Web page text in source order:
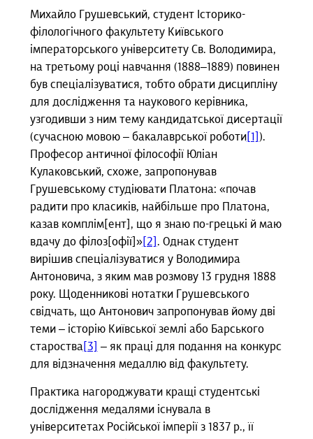
Михайло Грушевський, студент Історико-
філологічного факультету Київського
імператорського університету Св. Володимира,
на третьому році навчання (1888–1889) повинен
був спеціалізуватися, тобто обрати дисципліну
для дослідження та наукового керівника,
узгодивши з ним тему кандидатської дисертації
(сучасною мовою – бакалаврської роботи[1] ).
Професор античної філософії Юліан
Кулаковський, схоже, запропонував
Грушевському студіювати Платона: «почав
радити про класиків, найбільше про Платона,
казав комплім[ент], що я знаю по-грецькі й маю
вдачу до філоз[офії]»[2] . Однак студент
вирішив спеціалізуватися у Володимира
Антоновича, з яким мав розмову 13 грудня 1888
року. Щоденникові нотатки Грушевського
свідчать, що Антонович запропонував йому дві
теми ‒ історію Київської землі або Барського
староства[3]
‒ як праці для подання на конкурс
для відзначення медаллю від факультету.
Практика нагороджувати кращі студентські
дослідження медалями існувала в
університетах Російської імперії з 1837 р., її